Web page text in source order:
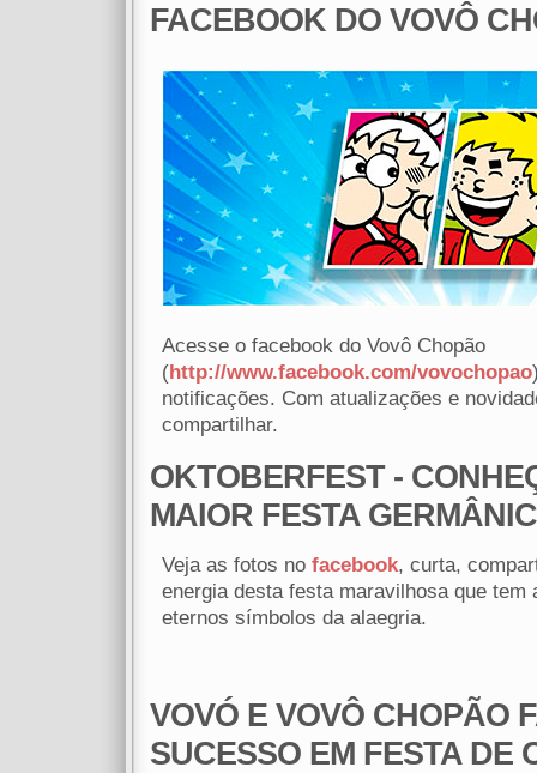
FACEBOOK DO VOVÔ
Acesse o facebook do Vovô Chopão
(http://www.facebook.com/vovochopao
notificações. Com atualizações e
compartilhar.
OKTOBERFEST -
MAIOR FESTA
Veja as fotos no facebook, curta,
energia desta festa maravilhosa que tem
eternos símbolos da alaegria.
VOVÓ E VOVÔ CHOPÃO
SUCESSO EM FESTA DE